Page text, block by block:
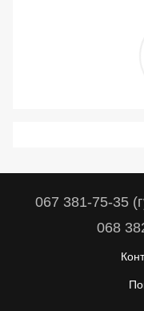
067 381-75-35
068